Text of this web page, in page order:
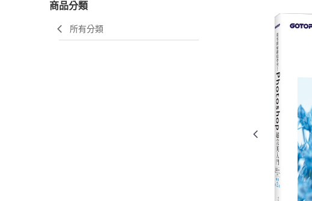
商品分類
所有分類